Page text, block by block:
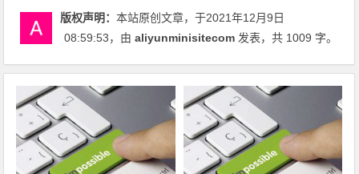
版权声明：本站原创文章，于2021年12月9日
08:59:53，由aliyunminisitecom 发表，共 1009 字。